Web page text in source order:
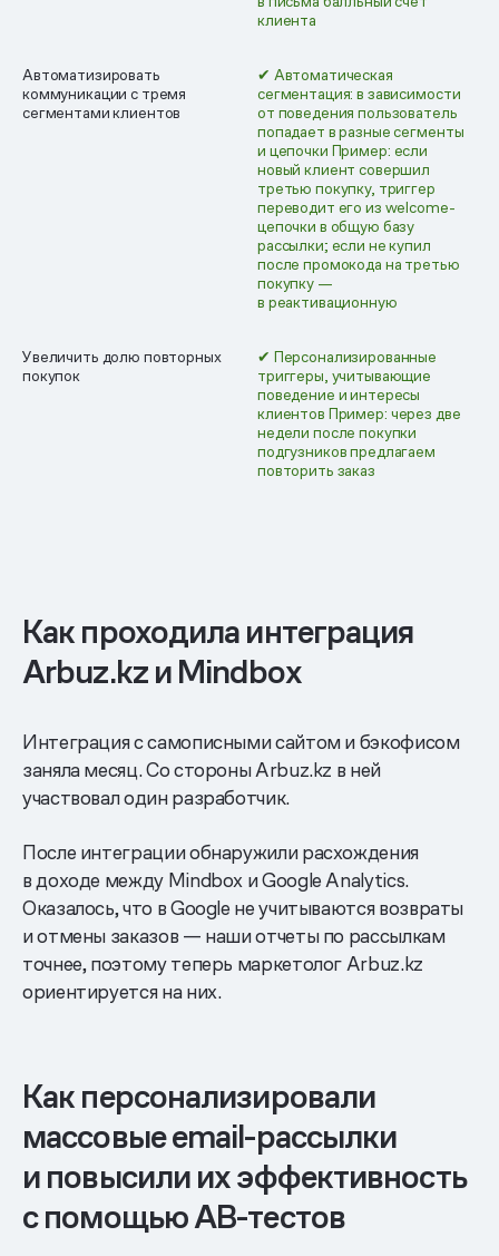
клиента
Автоматизировать
коммуникации с тремя
сегментами клиентов
✔ Автомати­ческая
сегментация: в зависимости
от поведения пользователь
попадает в разные сегменты
и цепочки Пример: если
новый клиент совершил
третью покупку, триггер
переводит его из welcome-
цепочки в общую базу
рассылки; если не купил
после промокода на третью
покупку —
в реактивационную
Увеличить долю повторных
покупок
✔ Персонали­зированные
триггеры, учитывающие
поведение и интересы
клиентов Пример: через две
недели после покупки
подгузников предлагаем
повторить заказ
Как проходила интеграция
Arbuz.kz и Mindbox
Интеграция с самописными сайтом и бэкофисом
заняла месяц. Со стороны Arbuz.kz в ней
участвовал один разработчик.
После интеграции обнаружили расхождения
в доходе между Mindbox и Google Analytics.
Оказалось, что в Google не учитываются возвраты
и отмены заказов — наши отчеты по рассылкам
точнее, поэтому теперь маркетолог Arbuz.kz
ориентируется на них.
Как персонализировали
массовые email-рассылки
и повысили их эффективность
с помощью AB-тестов